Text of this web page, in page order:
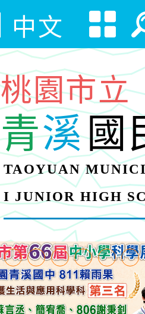
中文
桃園市立
青溪國
TAOYUAN
I JUNIOR HIGH